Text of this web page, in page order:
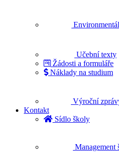
Učební texty
Žádosti a formuláře
Náklady na studium
Výroční
Kontakt
Sídlo školy
Management